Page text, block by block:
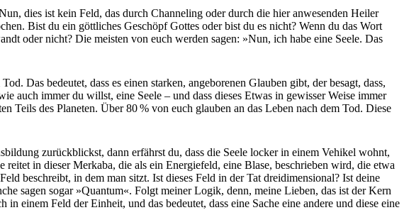
dies ist kein Feld, das durch Channeling oder durch die hier anwesenden Heiler
Bist du ein göttliches Geschöpf Gottes oder bist du es nicht? Wenn du das Wort
oder nicht? Die meisten von euch werden sagen: »Nun, ich habe eine Seele. Das
Das bedeutet, dass es einen starken, angeborenen Glauben gibt, der besagt, dass,
auch immer du willst, eine Seele – und dass dieses Etwas in gewisser Weise immer
Teils des Planeten. Über 80 % von euch glauben an das Leben nach dem Tod. Diese
zurückblickst, dann erfährst du, dass die Seele locker in einem Vehikel wohnt,
in dieser Merkaba, die als ein Energiefeld, eine Blase, beschrieben wird, die etwa
beschreibt, in dem man sitzt. Ist dieses Feld in der Tat dreidimensional? Ist deine
sagen sogar »Quantum«. Folgt meiner Logik, denn, meine Lieben, das ist der Kern
einem Feld der Einheit, und das bedeutet, dass eine Sache eine andere und diese eine